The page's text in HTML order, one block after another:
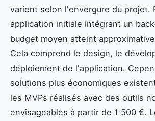
varient selon l'envergure du projet.
application initiale intégrant un
budget moyen atteint
Cela comprend le design, le
déploiement de l'application.
solutions plus économiques
les MVPs réalisés avec des outils
envisageables à partir de 1 500 €.